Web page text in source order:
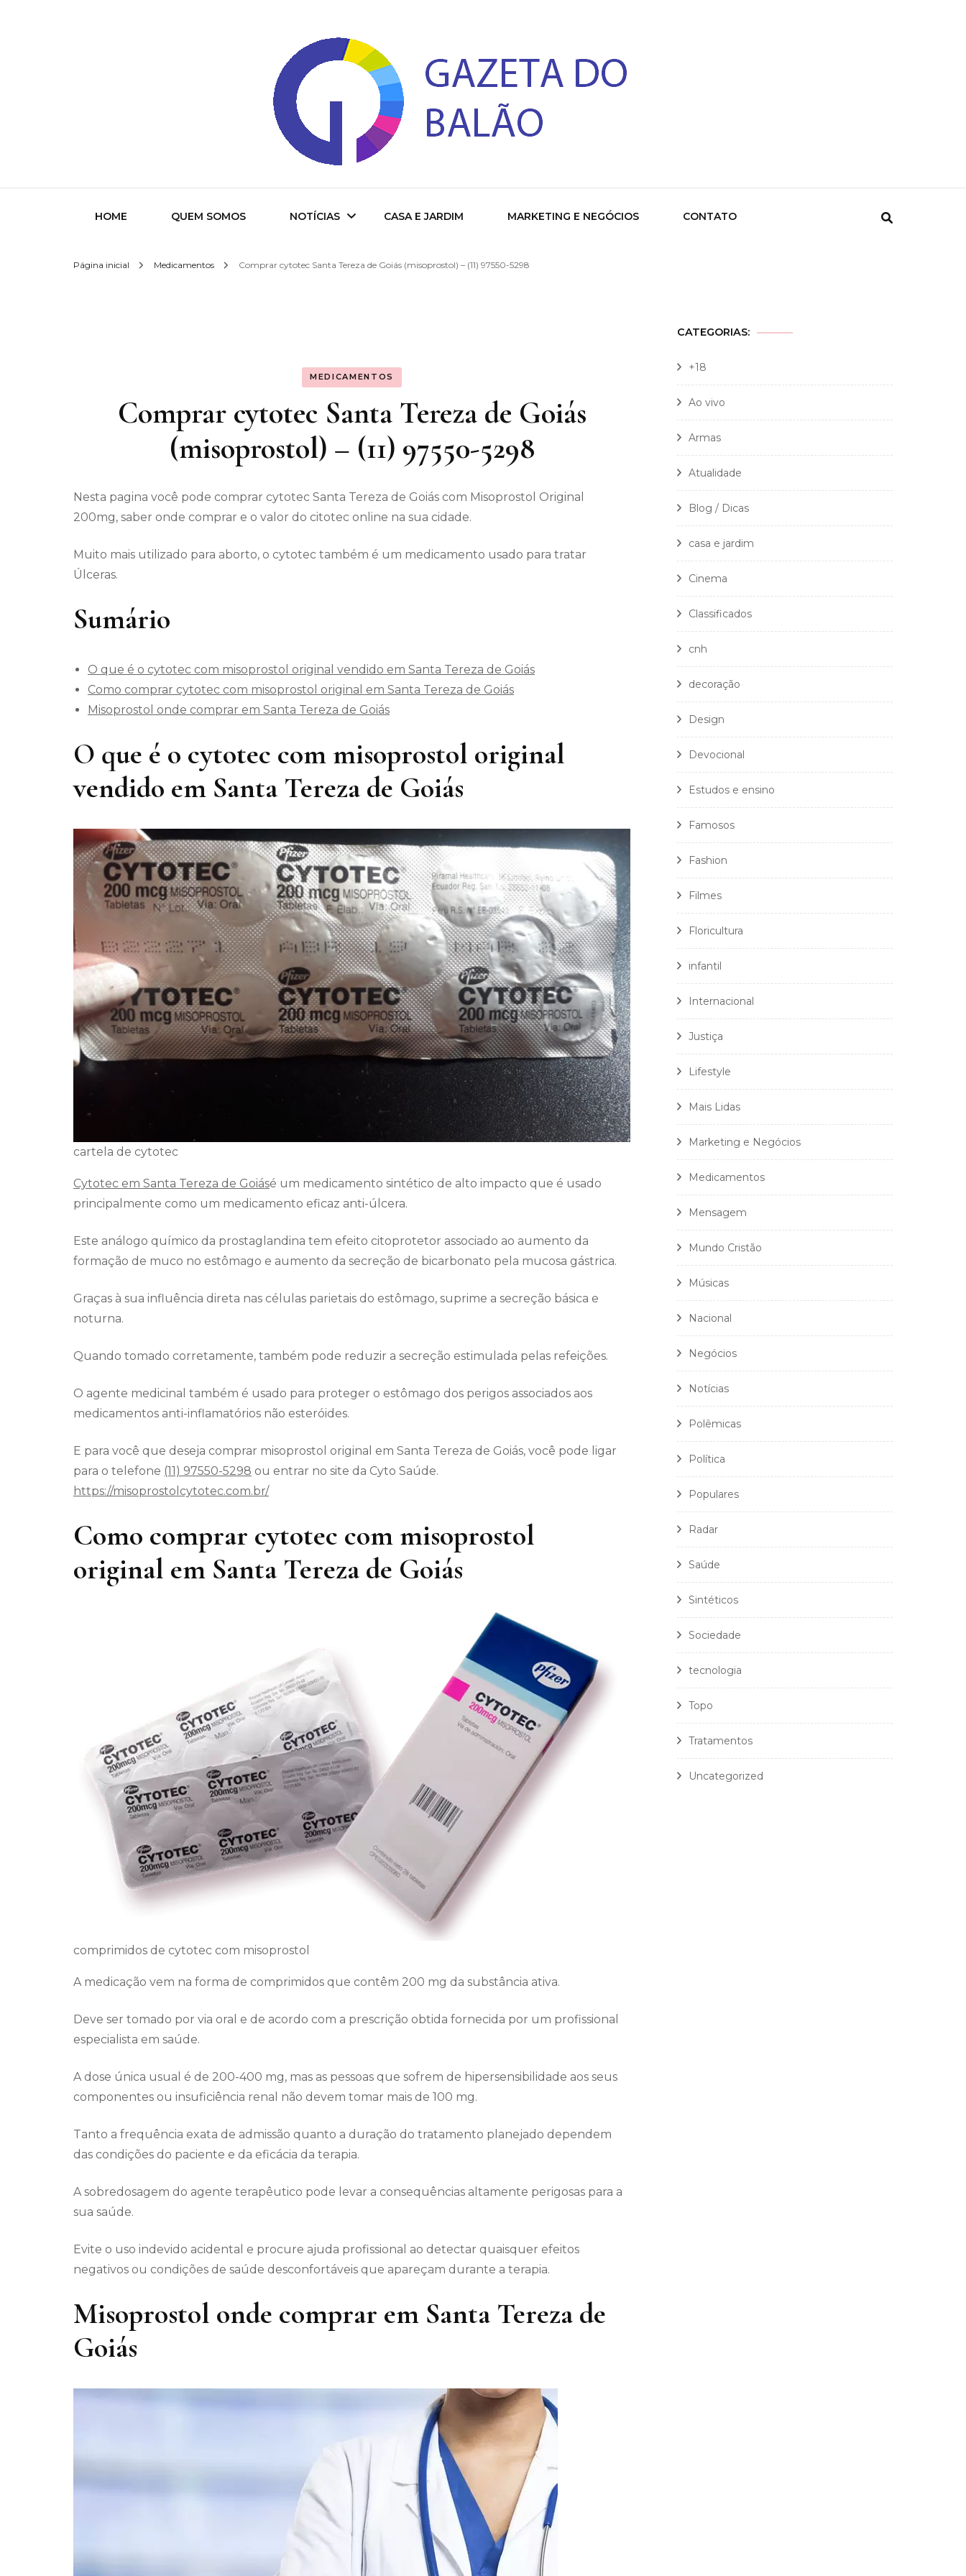
Gazeta do Balao
HOME QUEM SOMOS NOTÍCIAS
Entretenimento
CASA E JARDIM MARKETING E NEGÓCIOS CONTATO
Página inicial Medicamentos Comprar cytotec Santa Tereza de Goiás (misoprostol) – (11) 97550-5298
MEDICAMENTOS
Comprar cytotec Santa Tereza de Goiás
(misoprostol) – (11) 97550-5298
Nesta pagina você pode comprar cytotec Santa Tereza de Goiás com Misoprostol Original
200mg, saber onde comprar e o valor do citotec online na sua cidade.
Muito mais utilizado para aborto, o cytotec também é um medicamento usado para tratar
Úlceras.
Sumário
O que é o cytotec com misoprostol original vendido em Santa Tereza de Goiás
Como comprar cytotec com misoprostol original em Santa Tereza de Goiás
Misoprostol onde comprar em Santa Tereza de Goiás
O que é o cytotec com misoprostol original
vendido em Santa Tereza de Goiás
cartela de cytotec
Cytotec em Santa Tereza de Goiásé um medicamento sintético de alto impacto que é usado
principalmente como um medicamento eficaz anti-úlcera.
Este análogo químico da prostaglandina tem efeito citoprotetor associado ao aumento da
formação de muco no estômago e aumento da secreção de bicarbonato pela mucosa gástrica.
Graças à sua influência direta nas células parietais do estômago, suprime a secreção básica e
noturna.
Quando tomado corretamente, também pode reduzir a secreção estimulada pelas refeições.
O agente medicinal também é usado para proteger o estômago dos perigos associados aos
medicamentos anti-inflamatórios não esteróides.
E para você que deseja comprar misoprostol original em Santa Tereza de Goiás, você pode ligar
para o telefone (11) 97550-5298 ou entrar no site da Cyto Saúde.
https://misoprostolcytotec.com.br/
Como comprar cytotec com misoprostol
original em Santa Tereza de Goiás
comprimidos de cytotec com misoprostol
A medicação vem na forma de comprimidos que contêm 200 mg da substância ativa.
Deve ser tomado por via oral e de acordo com a prescrição obtida fornecida por um profissional
especialista em saúde.
A dose única usual é de 200-400 mg, mas as pessoas que sofrem de hipersensibilidade aos seus
componentes ou insuficiência renal não devem tomar mais de 100 mg.
Tanto a frequência exata de admissão quanto a duração do tratamento planejado dependem
das condições do paciente e da eficácia da terapia.
A sobredosagem do agente terapêutico pode levar a consequências altamente perigosas para a
sua saúde.
Evite o uso indevido acidental e procure ajuda profissional ao detectar quaisquer efeitos
negativos ou condições de saúde desconfortáveis ​​que apareçam durante a terapia.
Misoprostol onde comprar em Santa Tereza de
Goiás
CATEGORIAS:
+18
Ao vivo
Armas
Atualidade
Blog / Dicas
casa e jardim
Cinema
Classificados
cnh
decoração
Design
Devocional
Estudos e ensino
Famosos
Fashion
Filmes
Floricultura
infantil
Internacional
Justiça
Lifestyle
Mais Lidas
Marketing e Negócios
Medicamentos
Mensagem
Mundo Cristão
Músicas
Nacional
Negócios
Notícias
Polêmicas
Política
Populares
Radar
Saúde
Sintéticos
Sociedade
tecnologia
Topo
Tratamentos
Uncategorized